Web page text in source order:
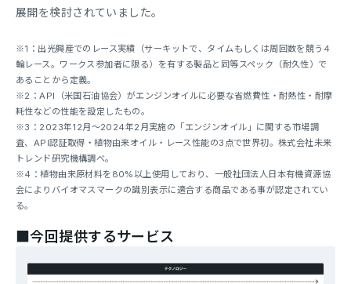
展開を検討されていました。
※1：出光興産でのレース実績（サーキットで、タイムもしくは周回数を競う4
輪レース。ワークス参加者に限る）を有する製品と同等スペック（耐久性）で
あることから定義。
※2：API（米国石油協会）がエンジンオイルに必要な省燃費性・耐熱性・耐摩
耗性などの性能を設定したもの。
※3：2023年12月～2024年2月実施の「エンジンオイル」に関する市場調
査、API認証取得・植物由来オイル・レース性能の3点で世界初。株式会社未来
トレンド研究機構調べ。
※4：植物由来原材料を80%以上使用しており、一般社団法人日本有機資源協
会によりバイオマスマークの識別表示に適合する商品である事が認定されてい
る。
■今回提供するサービス